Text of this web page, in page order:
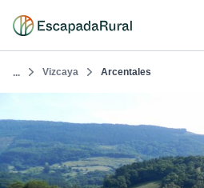
... Vizcaya Arcentales